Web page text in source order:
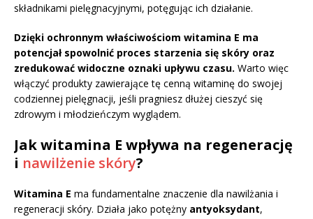
składnikami pielęgnacyjnymi, potęgując ich działanie.
Dzięki ochronnym właściwościom witamina E ma
potencjał spowolnić proces starzenia się skóry oraz
zredukować widoczne oznaki upływu czasu. Warto więc
włączyć produkty zawierające tę cenną witaminę do swojej
codziennej pielęgnacji, jeśli pragniesz dłużej cieszyć się
zdrowym i młodzieńczym wyglądem.
Jak witamina E wpływa na regenerację
i nawilżenie skóry?
Witamina E ma fundamentalne znaczenie dla nawilżania i
regeneracji skóry. Działa jako potężny antyoksydant,